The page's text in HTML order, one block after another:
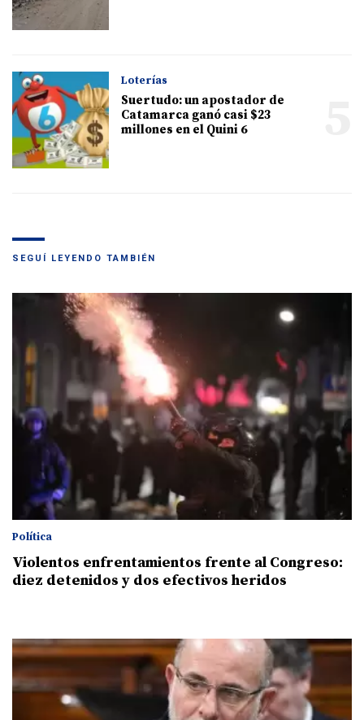
Loterías
Suertudo: un apostador de
Catamarca ganó casi $23
millones en el Quini 6
SEGUÍ LEYENDO TAMBIÉN
Política
Violentos enfrentamientos frente al Congreso:
diez detenidos y dos efectivos heridos